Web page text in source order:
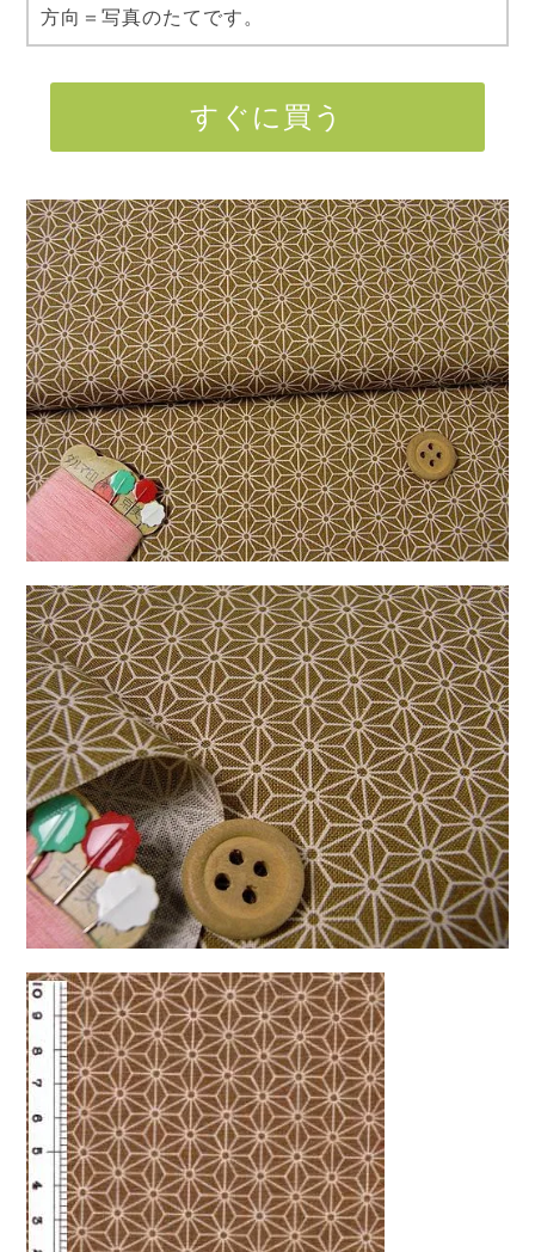
方向＝写真のたてです。
すぐに買う